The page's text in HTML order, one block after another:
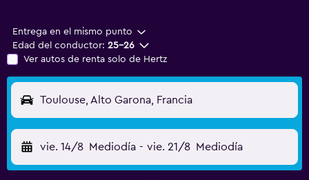
Entrega en el mismo punto
Edad del conductor: 25-26
Ver autos de renta solo de Hertz
Toulouse, Alto Garona, Francia
vie. 14/8 Mediodía - vie. 21/8 Mediodía